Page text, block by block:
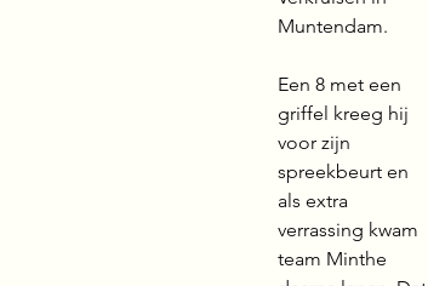
Muntendam.
Een 8 met een
griffel kreeg hij
voor zijn
spreekbeurt en
als extra
verrassing kwam
team Minthe